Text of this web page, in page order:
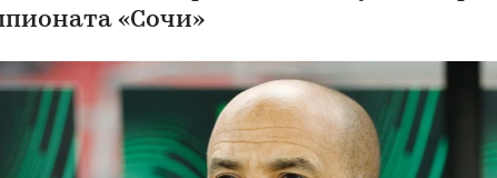
«Сочи»